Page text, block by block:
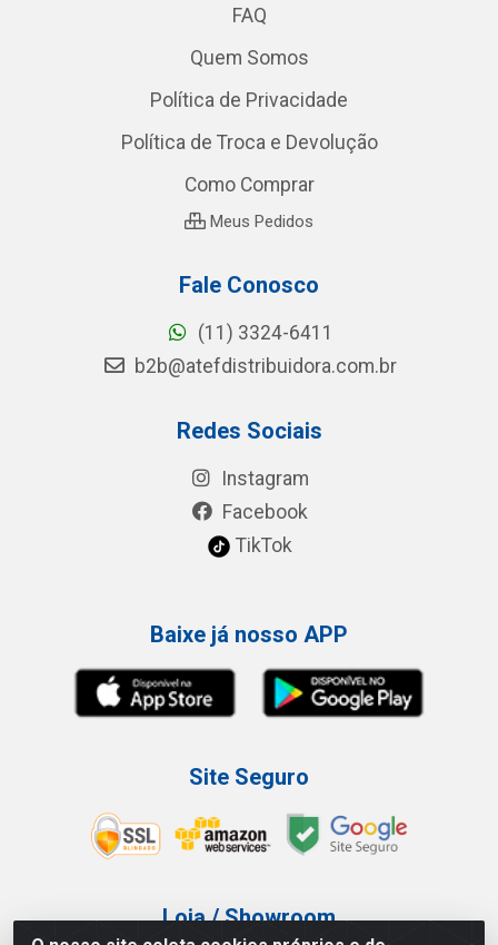
FAQ
Quem Somos
Política de Privacidade
Política de Troca e Devolução
Como Comprar
Meus Pedidos
Fale Conosco
(11) 3324-6411
b2b@atefdistribuidora.com.br
Redes Sociais
Instagram
Facebook
TikTok
Baixe já nosso APP
Site Seguro
Loja / Showroom